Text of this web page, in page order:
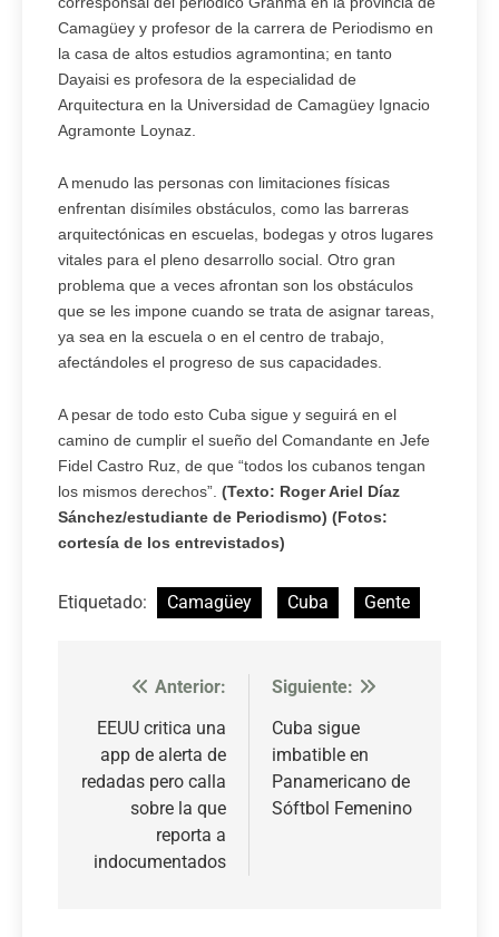
Camagüey y profesor de la carrera de Periodismo en
la casa de altos estudios agramontina; en tanto
Dayaisi es profesora de la especialidad de
Arquitectura en la Universidad de Camagüey Ignacio
Agramonte Loynaz.
A menudo las personas con limitaciones físicas
enfrentan disímiles obstáculos, como las barreras
arquitectónicas en escuelas, bodegas y otros lugares
vitales para el pleno desarrollo social. Otro gran
problema que a veces afrontan son los obstáculos
que se les impone cuando se trata de asignar tareas,
ya sea en la escuela o en el centro de trabajo,
afectándoles el progreso de sus capacidades.
A pesar de todo esto Cuba sigue y seguirá en el
camino de cumplir el sueño del Comandante en Jefe
Fidel Castro Ruz, de que “todos los cubanos tengan
los mismos derechos”. (Texto: Roger Ariel Díaz
Sánchez/estudiante de Periodismo) (Fotos:
cortesía de los entrevistados)
Etiquetado: Camagüey Cuba Gente
Navegación
de
entradas
Anterior:
EEUU critica una
app de alerta de
redadas pero calla
sobre la que
reporta a
indocumentados
Siguiente:
Cuba sigue
imbatible en
Panamericano de
Sóftbol Femenino